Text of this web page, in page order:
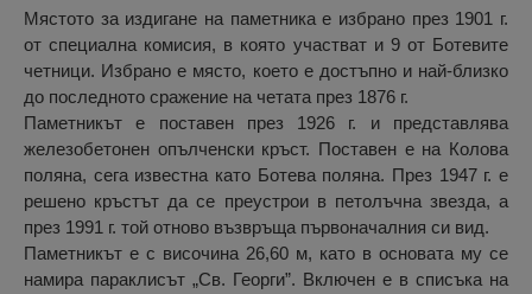
Мястото за издигане на паметника е избрано през 1901 г.
от специална комисия, в която участват и 9 от Ботевите
четници. Избрано е място, което е достъпно и най-близко
до последното сражение на четата през 1876 г.
Паметникът е поставен през 1926 г. и представлява
железобетонен опълченски кръст. Поставен е на Колова
поляна, сега известна като Ботева поляна. През 1947 г. е
решено кръстът да се преустрои в петолъчна звезда, а
през 1991 г. той отново възвръща първоначалния си вид.
Паметникът е с височина 26,60 м, като в основата му се
намира параклисът „Св. Георги”. Включен е в списъка на